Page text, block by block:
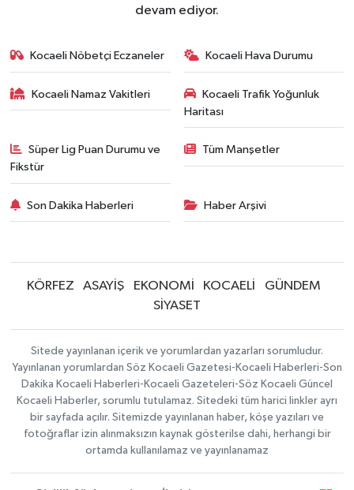
devam ediyor.
Kocaeli Nöbetçi Eczaneler Kocaeli Hava Durumu
Kocaeli Namaz Vakitleri
Kocaeli Trafik Yoğunluk
Haritası
Süper Lig Puan Durumu ve
Fikstür
Tüm Manşetler
Son Dakika Haberleri Haber Arşivi
KÖRFEZ ASAYİŞ EKONOMİ KOCAELİ
GÜNDEM
SİYASET
Sitede yayınlanan içerik ve yorumlardan yazarları sorumludur.
Yayınlanan yorumlardan Söz Kocaeli Gazetesi-Kocaeli Haberleri-Son
Dakika Kocaeli Haberleri-Kocaeli Gazeteleri-Söz Kocaeli Güncel
Kocaeli Haberler, sorumlu tutulamaz. Sitedeki tüm harici linkler ayrı
bir sayfada açılır. Sitemizde yayınlanan haber, köşe yazıları ve
fotoğraflar izin alınmaksızın kaynak gösterilse dahi, herhangi bir
ortamda kullanılamaz ve yayınlanamaz